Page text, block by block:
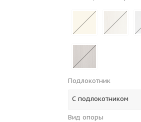
Подлокотник
С подлокотником
Вид опоры